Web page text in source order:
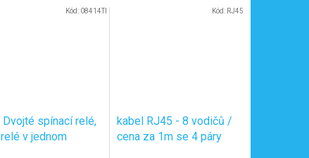
Dvojté spínací relé,
v jednom
Kód: 08414TI
kabel RJ45 - 8 vodičů /
cena za 1m se 4 páry
Kód: RJ45